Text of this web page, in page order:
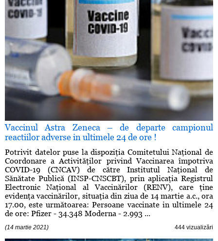
Vaccinul Astra Zeneca – de departe campionul
reactiilor adverse in ultimele 24 de ore !
Potrivit datelor puse la dispoziţia Comitetului Naţional de
Coordonare a Activităţilor privind Vaccinarea împotriva
COVID-19 (CNCAV) de către Institutul Naţional de
Sănătate Publică (INSP-CNSCBT), prin aplicaţia Registrul
Electronic Naţional al Vaccinărilor (RENV), care ţine
evidenţa vaccinărilor, situaţia din ziua de 14 martie a.c., ora
17.00, este următoarea: Persoane vaccinate in ultimele 24
de ore: Pfizer - 34.348 Moderna - 2.993 ...
(14 martie 2021) 444 vizualizări